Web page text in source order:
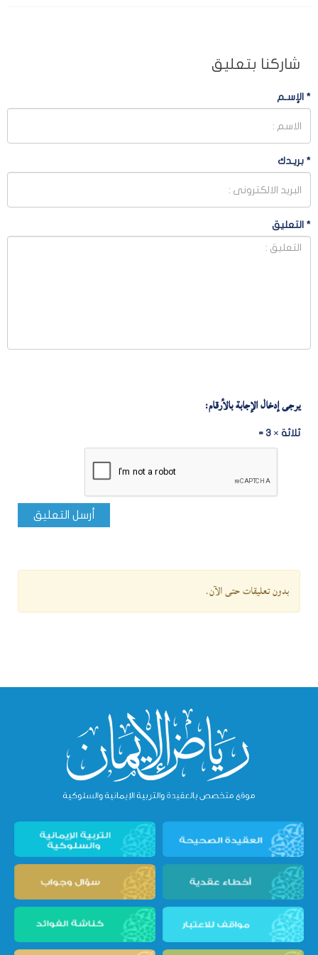
شاركنا بتعليق
* الإسـم
* بريـدك
* التعليق
يرجى إدخال الإجابة بالأرقام:
ثلاثة × 3 =
أرسل التعليق
بدون تعليقات حتى الآن.